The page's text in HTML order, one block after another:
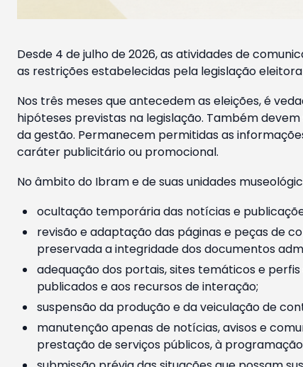
Desde 4 de julho de 2026, as atividades de
as restrições estabelecidas pela legislação
Nos três meses que antecedem as eleições, é
hipóteses previstas na legislação. Também
da gestão. Permanecem permitidas as
caráter publicitário ou promocional.
No âmbito do Ibram e de suas unidades
ocultação temporária das notícias e
revisão e adaptação das páginas e peças de
preservada a integridade dos documentos
adequação dos portais, sites temáticos e
publicados e aos recursos de interação;
suspensão da produção e da veiculação de
manutenção apenas de notícias, avisos e
prestação de serviços públicos, à